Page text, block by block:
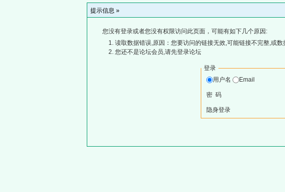
提示信息 »
您没有登录或者您没有权限访问此页面，可能有如下几个原因:
读取数据错误,原因：您要访问的链接无效,可能链接不完整,或数
您还不是论坛会员,请先登录论坛
登录
用户名
Email
密 码
隐身登录